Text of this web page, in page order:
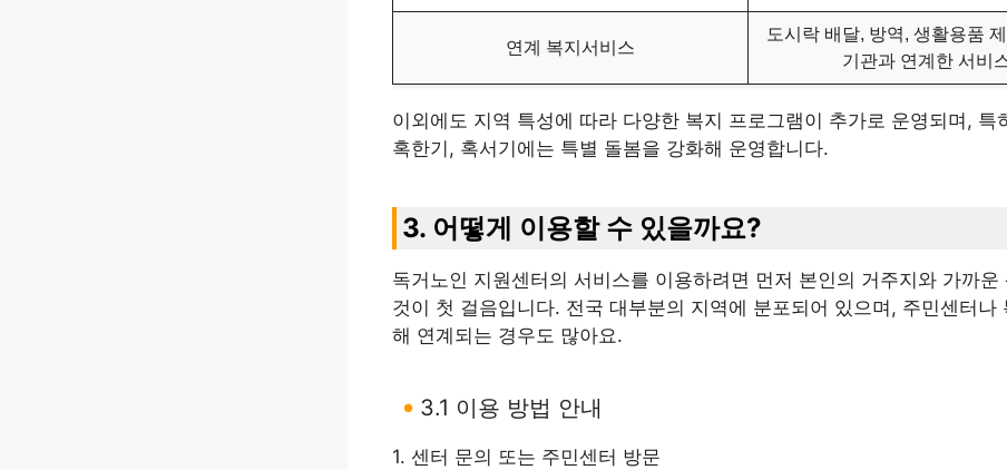
연계 복지서비스
도시락 배달, 방역, 생활용품
기관과 연계한 서비
이외에도 지역 특성에 따라 다양한 복지 프로그램이 추가로 운영되며, 특
혹한기, 혹서기에는 특별 돌봄을 강화해 운영합니다.
3. 어떻게 이용할 수 있을까요?
독거노인 지원센터의 서비스를 이용하려면 먼저 본인의 거주지와 가까운
것이 첫 걸음입니다. 전국 대부분의 지역에 분포되어 있으며, 주민센터나
해 연계되는 경우도 많아요.
3.1 이용 방법 안내
1. 센터 문의 또는 주민센터 방문